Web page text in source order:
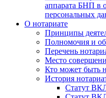
аппарата БНП в
персональных
О нотариате
Принципы
Полномочия и
Перечень
Место
Кто может быть
История
Статут